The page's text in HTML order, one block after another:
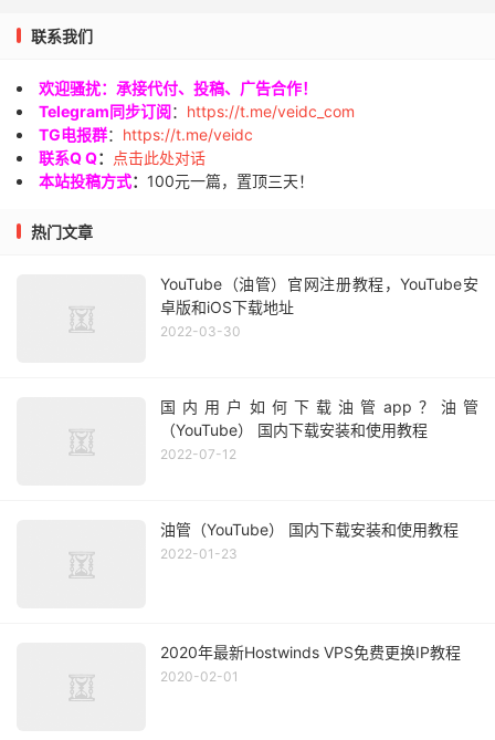
联系我们
欢迎骚扰：承接代付、投稿、广告合作！
Telegram同步订阅： https://t.me/veidc_com
TG电报群： https://t.me/veidc
联系Q Q：
点击此处对话
本站投稿方式： 100元一篇，置顶三天！
热门文章
YouTube（油管）官网注册教程，YouTube安
卓版和iOS下载地址
2022-03-30
国内用户如何下载油管app？油管
（YouTube） 国内下载安装和使用教程
2022-07-12
油管（YouTube） 国内下载安装和使用教程
2022-01-23
2020年最新Hostwinds VPS免费更换IP教程
2020-02-01